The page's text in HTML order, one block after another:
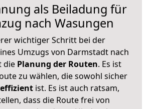
als Beiladung für
nach Wasungen
wichtiger Schritt bei der
Umzugs von Darmstadt nach
die Planung der Routen. Es ist
zu wählen, die sowohl sicher
ist. Es ist auch ratsam,
dass die Route frei von